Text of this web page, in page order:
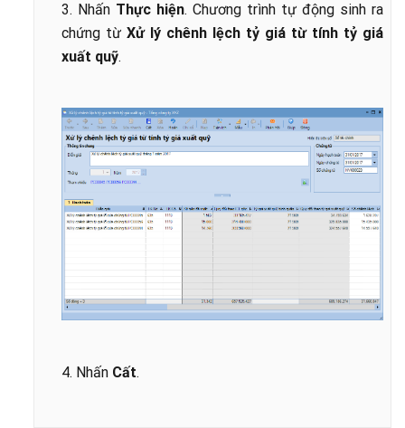
3. Nhấn Thực hiện. Chương trình tự động sinh ra
chứng từ Xử lý chênh lệch tỷ giá từ tính tỷ giá
xuất quỹ.
4. Nhấn Cất.